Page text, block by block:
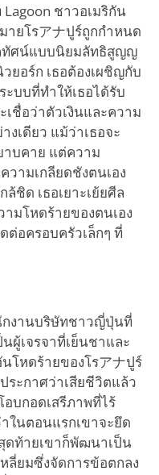
ชาวอเมริกัน
ายโรアナปูร์ถูกกำหนด
ทัศน์แบบนิยมลัทธิสูญญ
ยอร์ก เธอต้องเผชิญกับ
ะบบที่ทำให้เธอได้รับ
ชื่อว่าตัวเงินและความ
งเดียว แม้ว่าเธอจะ
บคาย แต่ความ
วามเกลียดชังตนเอง
ชิด เธอเยาะเย้ยศีล
มโหดร้ายของตนเอง
ต่อครอบครัวเล็กๆ ที่
กงานบริษัทชาวญี่ปุ่นที่
ผู้เจรจาที่เย็นชาและ
หดร้ายของโรアナปูร์
ระกาศว่าเสียชีวิตแล้ว
บกอดเสรีภาพที่ไร้
ในตอนแรกเขาจะยึด
ท้ายเขาก็พัฒนาเป็น
ลี่ยมซึ่งจัดการข้อตกลง